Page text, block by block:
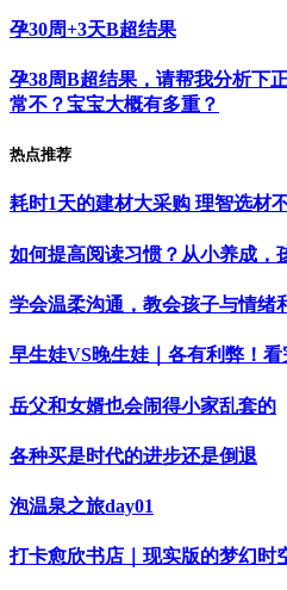
孕30周+3天B超结果
孕38周B超结果，请帮我分析下
常不？宝宝大概有多重？
热点推荐
耗时1天的建材大采购 理智选材
如何提高阅读习惯？从小养成，
学会温柔沟通，教会孩子与情绪
早生娃VS晚生娃｜各有利弊！
岳父和女婿也会闹得小家乱套的
各种买是时代的进步还是倒退
泡温泉之旅day01
打卡愈欣书店｜现实版的梦幻时